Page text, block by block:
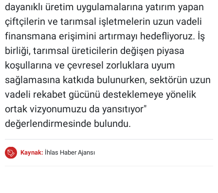
dayanıklı üretim uygulamalarına yatırım yapan
çiftçilerin ve tarımsal işletmelerin uzun vadeli
finansmana erişimini artırmayı hedefliyoruz. İş
birliği, tarımsal üreticilerin değişen piyasa
koşullarına ve çevresel zorluklara uyum
sağlamasına katkıda bulunurken, sektörün uzun
vadeli rekabet gücünü desteklemeye yönelik
ortak vizyonumuzu da yansıtıyor"
değerlendirmesinde bulundu.
Kaynak: İhlas Haber Ajansı